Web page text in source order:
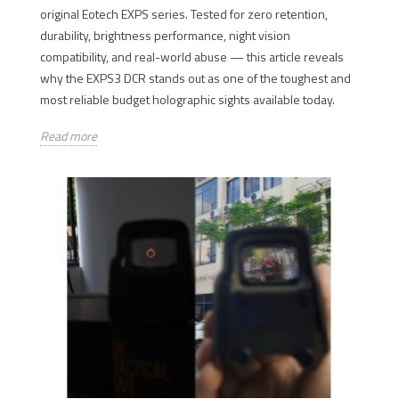
original Eotech EXPS series. Tested for zero retention,
durability, brightness performance, night vision
compatibility, and real-world abuse — this article reveals
why the EXPS3 DCR stands out as one of the toughest and
most reliable budget holographic sights available today.
Read more